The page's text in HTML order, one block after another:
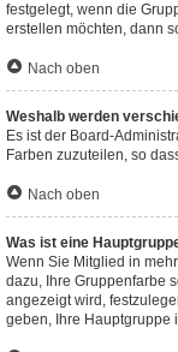
festgelegt, wenn die
erstellen möchten, dann
Nach oben
Weshalb werden
Es ist der Board-
Farben zuzuteilen, so
Nach oben
Was ist eine
Wenn Sie Mitglied in
dazu, Ihre Gruppenfarbe
angezeigt wird,
geben, Ihre Hauptgruppe